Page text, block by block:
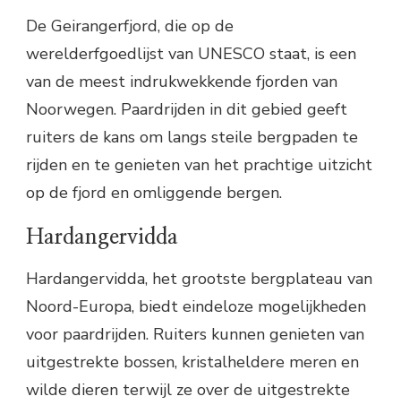
De Geirangerfjord, die op de
werelderfgoedlijst van UNESCO staat, is een
van de meest indrukwekkende fjorden van
Noorwegen. Paardrijden in dit gebied geeft
ruiters de kans om langs steile bergpaden te
rijden en te genieten van het prachtige uitzicht
op de fjord en omliggende bergen.
Hardangervidda
Hardangervidda, het grootste bergplateau van
Noord-Europa, biedt eindeloze mogelijkheden
voor paardrijden. Ruiters kunnen genieten van
uitgestrekte bossen, kristalheldere meren en
wilde dieren terwijl ze over de uitgestrekte